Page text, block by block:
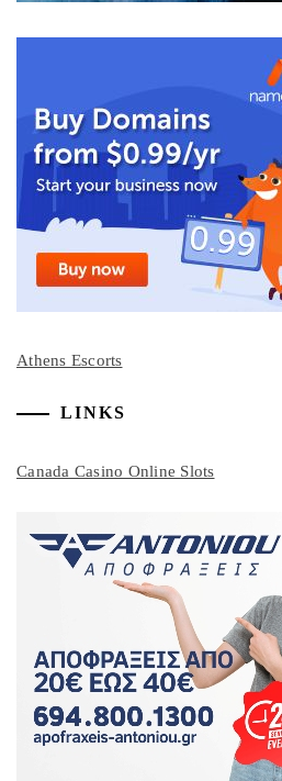
Athens Escorts
LINKS
Canada Casino Online Slots